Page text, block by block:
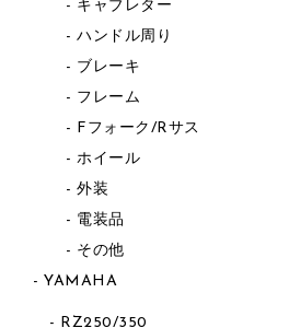
キャブレター
ハンドル周り
ブレーキ
フレーム
Fフォーク/Rサス
ホイール
外装
電装品
その他
YAMAHA
RZ250/350